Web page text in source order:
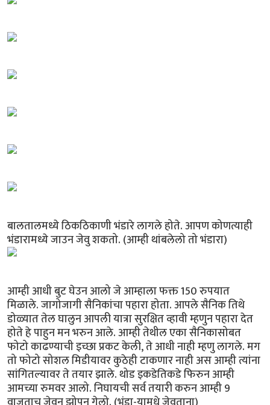
बालतालमध्ये ठिकठिकाणी भंडारे लागले होते. आपण कोणत्याही
भंडारामध्ये जाउन जेवु शकतो. (आम्ही थांबलेलो तो भंडारा)
आम्ही आधी बुट घेउन आलो जे आम्हाला फक्त 150 रुपयात
मिळाले. जागोजागी सैनिकांचा पहारा होता. आपले सैनिक तिथे
डोळ्यात तेल घालुन आपली यात्रा सुरक्षित व्हावी म्हणुन पहारा देत
होते हे पाहुन मन भरुन आले. आम्ही तेथील एका सैनिकासोबत
फोटो काढण्याची इच्छा प्रकट केली, ते आधी नाही म्हणु लागले. मग
तो फोटो सोशल मिडीयावर कुठेही टाकणार नाही अस आम्ही त्यांना
सांगितल्यावर ते तयार झाले. थोड इकडेतिकडे फिरुन आम्ही
आमच्या रुमवर आलो. निघायची सर्व तयारी करुन आम्ही 9